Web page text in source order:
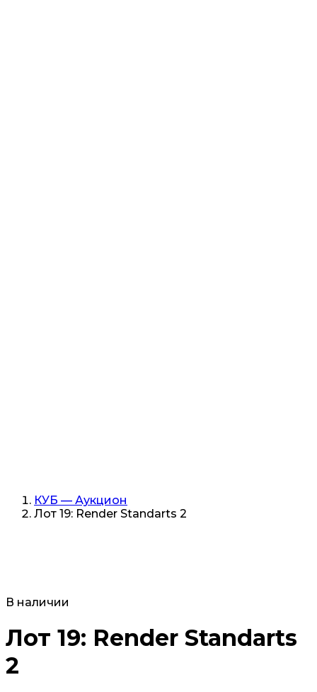
КУБ — Аукцион
Лот 19: Render Standarts 2
В наличии
Лот 19: Render Standarts
2